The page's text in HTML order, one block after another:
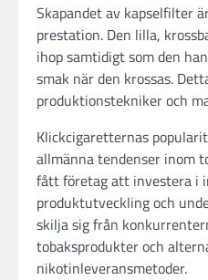
Skapandet av kapselfilter
prestation. Den lilla,
ihop samtidigt som den
smak när den krossas.
produktionstekniker och
Klickcigaretternas
allmänna tendenser inom
fått företag att investera i
produktutveckling och
skilja sig från
tobaksprodukter och
nikotinleveransmetoder.